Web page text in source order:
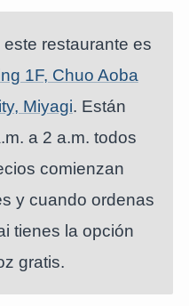
restaurante es
1F, Chuo Aoba
Miyagi. Están
a 2 a.m. todos
comienzan
y cuando ordenas
tienes la opción
gratis.